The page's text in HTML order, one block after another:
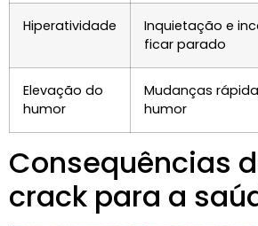
Hiperatividade
Inquietação e
ficar parado
Elevação do
humor
Mudanças
humor
Consequências
crack para a